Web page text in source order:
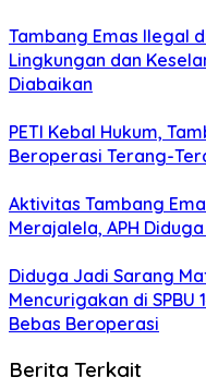
Tambang Emas Ilegal
Lingkungan dan
Diabaikan
PETI Kebal Hukum,
Beroperasi Terang-
Aktivitas Tambang
Merajalela, APH
Diduga Jadi Sarang
Mencurigakan di SPBU
Bebas Beroperasi
Berita Terkait